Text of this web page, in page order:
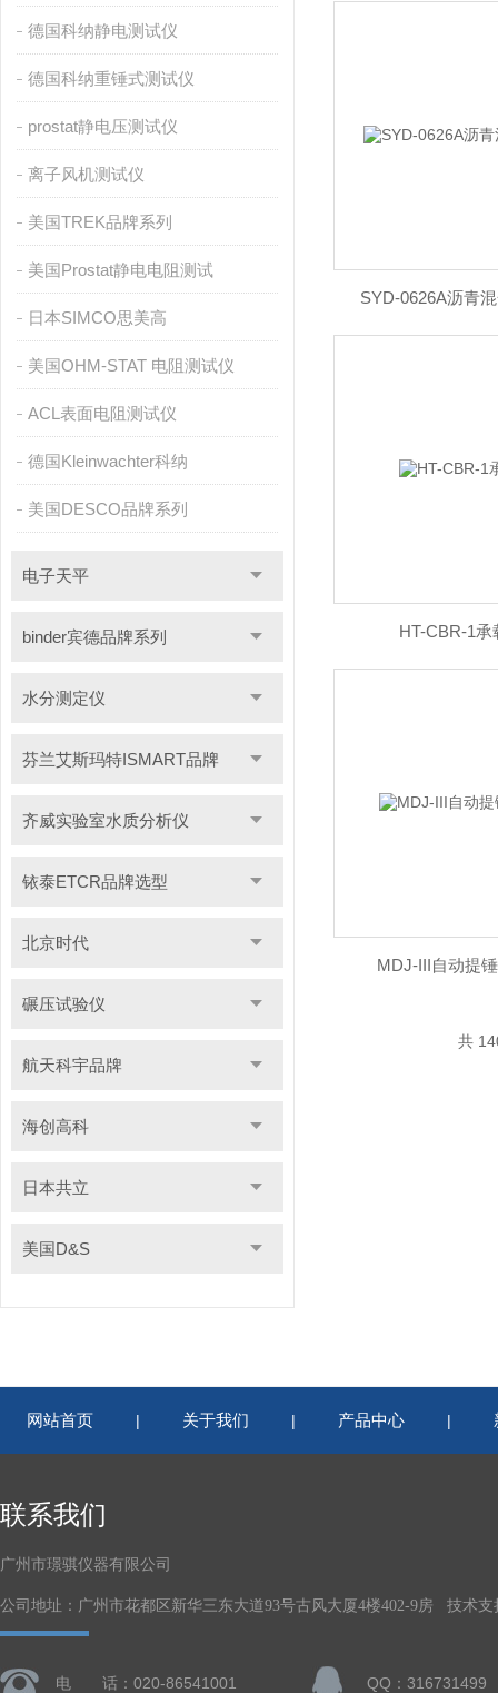
德国科纳静电测试仪
德国科纳重锤式测试仪
prostat静电压测试仪
离子风机测试仪
美国TREK品牌系列
美国Prostat静电电阻测试
日本SIMCO思美高
美国OHM-STAT 电阻测试仪
ACL表面电阻测试仪
德国Kleinwachter科纳
美国DESCO品牌系列
电子天平
binder宾德品牌系列
水分测定仪
芬兰艾斯玛特ISMART品牌
齐威实验室水质分析仪
铱泰ETCR品牌选型
北京时代
碾压试验仪
航天科宇品牌
海创高科
日本共立
美国D&S
SYD-0626A沥青
HT-CBR-1
MDJ-III自动提
共
网站首页 | 关于我们 | 产品中心 |
联系我们
广州市璟骐仪器有限公司
公司地址：广州市花都区新华三东大道93号古风大厦4楼402-9房 技术支
电 话：020-86541001 QQ：316731499